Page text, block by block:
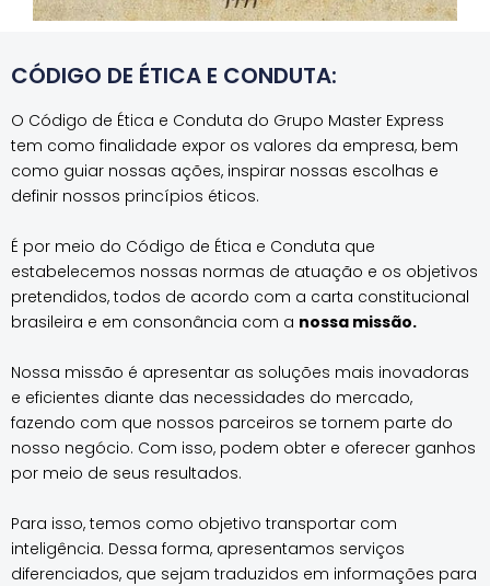
CÓDIGO DE ÉTICA E CONDUTA:
O Código de Ética e Conduta do Grupo Master Express
tem como finalidade expor os valores da empresa, bem
como guiar nossas ações, inspirar nossas escolhas e
definir nossos princípios éticos.
É por meio do Código de Ética e Conduta que
estabelecemos nossas normas de atuação e os objetivos
pretendidos, todos de acordo com a carta constitucional
brasileira e em consonância com a nossa missão.
Nossa missão é apresentar as soluções mais inovadoras
e eficientes diante das necessidades do mercado,
fazendo com que nossos parceiros se tornem parte do
nosso negócio. Com isso, podem obter e oferecer ganhos
por meio de seus resultados.
Para isso, temos como objetivo transportar com
inteligência. Dessa forma, apresentamos serviços
diferenciados, que sejam traduzidos em informações para